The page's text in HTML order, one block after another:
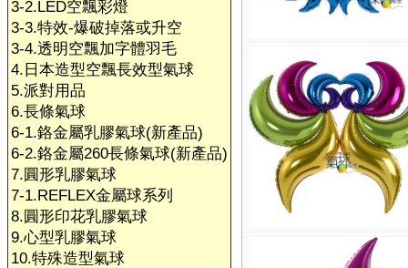
3-2.LED空飄彩燈
3-3.特效-爆破掉落或升空
3-4.透明空飄加字體羽毛
4.日本造型空飄長效型氣球
5.派對用品
6.長條氣球
6-1.鉻金屬乳膠氣球(新產品)
6-2.鉻金屬260長條氣球(新產品)
7.圓形乳膠氣球
7-1.REFLEX金屬球系列
8.圓形印花乳膠氣球
9.心型乳膠氣球
10.特殊造型氣球